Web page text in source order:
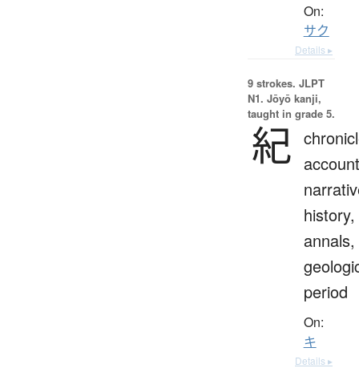
On:
サク
Details ▸
9 strokes. JLPT
N1. Jōyō kanji,
taught in grade 5.
紀
history,
annals,
period
On:
キ
Details ▸